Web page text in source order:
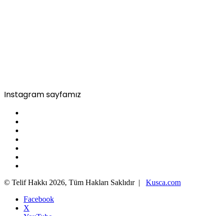
Instagram sayfamız
© Telif Hakkı 2026, Tüm Hakları Saklıdır | Kusca.com
Facebook
X